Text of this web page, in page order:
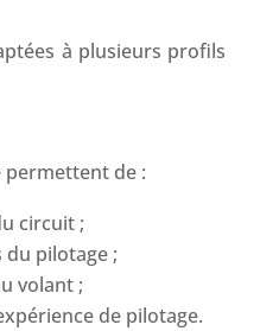
à plusieurs profils
permettent de :
circuit ;
du pilotage ;
volant ;
de pilotage.